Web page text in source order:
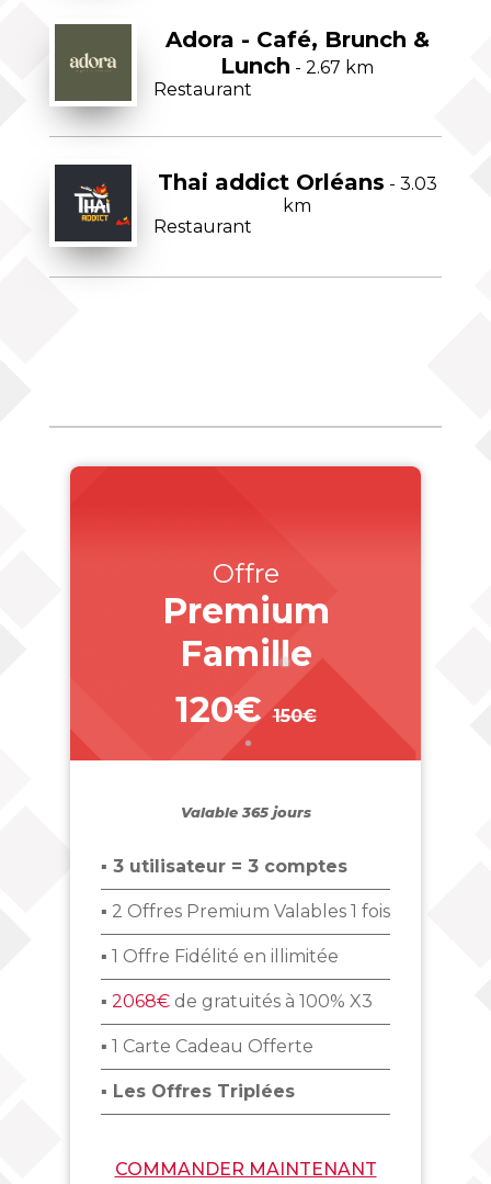
Adora - Café, Brunch &
Lunch - 2.67 km
Restaurant
Thai addict Orléans - 3.03
km
Restaurant
Offre
Premium
Famille
120€ 150€
_
Valable 365 jours
▪ 3 utilisateur = 3 comptes
▪ 2 Offres Premium Valables 1 fois
▪ 1 Offre Fidélité en illimitée
▪ 2068€ de gratuités à 100% X3
▪ 1 Carte Cadeau Offerte
▪ Les Offres Triplées
COMMANDER MAINTENANT